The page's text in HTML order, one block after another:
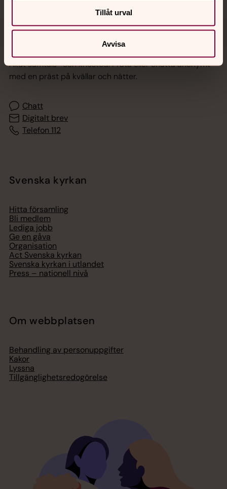
Tillåt urval
Avvisa
Jourhavande präst
Akut samtals- och krisstöd. Prata eller chatta anonymt
med en präst på kvällar och nätter.
Chatt
Digitalt brev
Telefon 112
Svenska kyrkan
Hitta församling
Bli medlem
Lediga jobb
Ge en gåva
Organisation
Act Svenska kyrkan
Svenska kyrkan i utlandet
Press – nationell nivå
Om webbplatsen
Behandling av personuppgifter
Kakor
Lyssna
Tillgänglighetsredogörelse